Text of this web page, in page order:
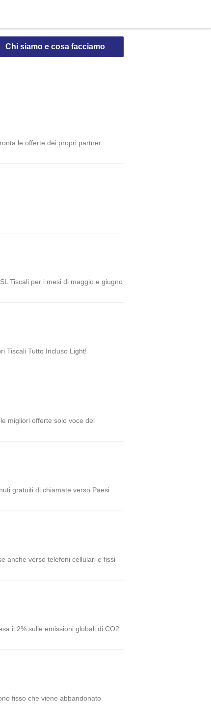
Chi siamo e cosa facciamo
le offerte dei propri partner.
Tiscali per i mesi di maggio e giugno
Tiscali Tutto Incluso Light!
migliori offerte solo voce del
gratuiti di chiamate verso Paesi
anche verso telefoni cellulari e fissi
il 2% sulle emissioni globali di CO2.
fisso che viene abbandonato